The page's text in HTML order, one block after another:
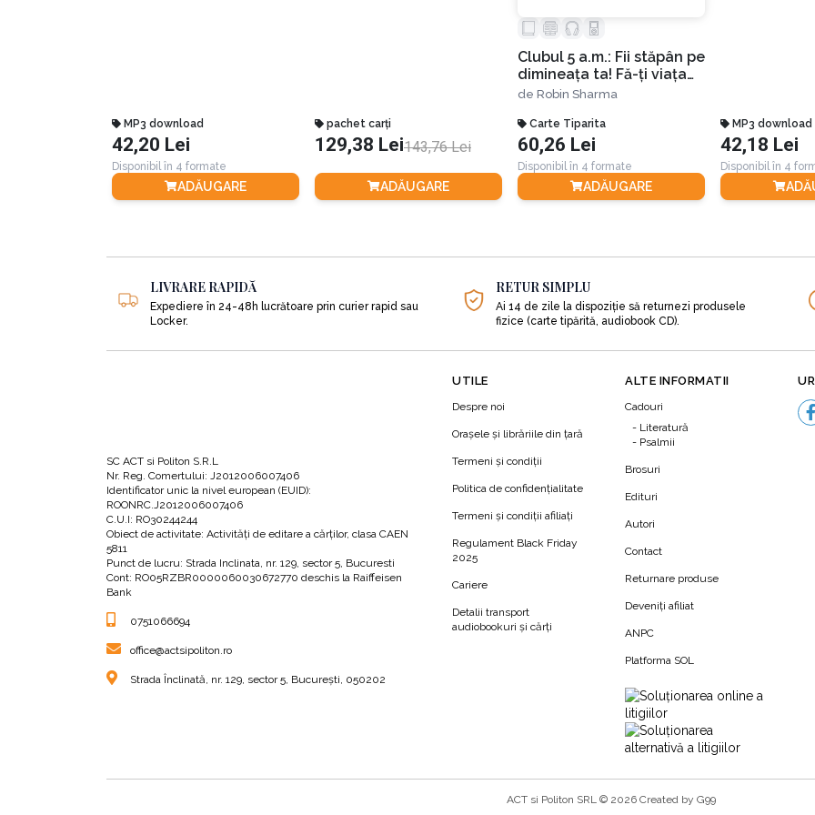
Ajungem astfel la baza EFT care este, după cum mărturisește autoarea:
„Baza EFT constă în șapte conversații ce au ca țintă încurajarea unui tip special de
durabile în cupluri. Această receptivitate emoțională are trei componente principale.
Recunoașterea Demonilor Conversației;
4. Ține-mă strâns în brațe;
5. Iertarea rănilor;
6. Apropierea prin sex și atingere;
7. Menținerea vie a dragostei.
Autoarea îți pune la dispoziție chiar și un scurt chestionar care să te ajute să aplici în propria ta relație
punctajul obținut la test, dr. Sue Johnson te va încuraja să îți îmbunătățești legătura (deja destul de bună)
MP3 download
42,20 Lei
Disponibil în 4 formate
ADĂUGARE
pachet carți
129,38 Lei143,76 Lei
ADĂUGARE
Clubul 5 a.m.: Fii stăpân pe
dimineața ta! Fă-ți viața
mai bună! Ediția a II-a
de Robin Sharma
Carte Tiparita
60,26 Lei
Disponibil în 4 formate
ADĂUGARE
MP3 download
42,18 Lei
Disponibil în 4
LIVRARE RAPIDĂ
Expediere în 24-48h lucrătoare prin curier rapid sau
Locker.
RETUR SIMPLU
Ai 14 de zile la dispoziție să returnezi produsele
fizice (carte tipărită, audiobook CD).
SC ACT si Politon S.R.L
Nr. Reg. Comertului: J2012006007406
Identificator unic la nivel european (EUID):
ROONRC.J2012006007406
C.U.I: RO30244244
Obiect de activitate: Activităţi de editare a cărţilor, clasa CAEN
5811
Punct de lucru: Strada Inclinata, nr. 129, sector 5, Bucuresti
Cont: RO05RZBR0000060030672770 deschis la Raiffeisen
Bank
0751066694
office@actsipoliton.ro
Strada Înclinată, nr. 129, sector 5, București, 050202
UTILE
Despre noi
Orașele și librăriile din țară
Termeni şi condiţii
Politica de confidenţialitate
Termeni şi condiţii afiliaţi
Regulament Black Friday
2025
Cariere
Detalii transport
audiobookuri şi cărţi
ALTE INFORMATII
Cadouri
Literatură
Psalmii
Brosuri
Edituri
Autori
Contact
Returnare produse
Deveniți afiliat
ANPC
Platforma SOL
ACT si Politon SRL © 2026 Created by G99